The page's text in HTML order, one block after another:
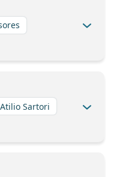
Sartori